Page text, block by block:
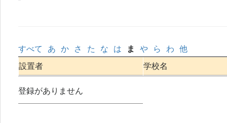
すべて あ か さ た な は ま や ら わ
他
設置者
学校名
登録がありません